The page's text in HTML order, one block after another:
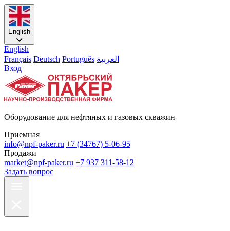
English
English
Français Deutsch Português العربية
Вход
Оборудование для нефтяных и газовых скважин
Приемная
info@npf-paker.ru +7 (34767) 5-06-95
Продажи
market@npf-paker.ru +7 937 311-58-12
Задать вопрос